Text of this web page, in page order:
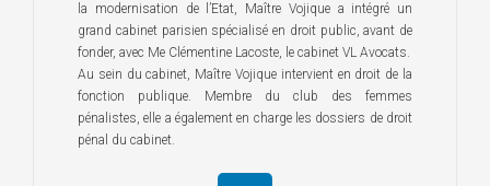
la modernisation de l’Etat, Maître Vojique a intégré un
grand cabinet parisien spécialisé en droit public, avant de
fonder, avec Me Clémentine Lacoste, le cabinet VL Avocats.
Au sein du cabinet, Maître Vojique intervient en droit de la
fonction publique. Membre du club des femmes
pénalistes, elle a également en charge les dossiers de droit
pénal du cabinet.